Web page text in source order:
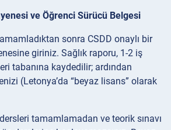
ve Öğrenci Sürücü Belgesi
sonra CSDD onaylı bir
giriniz. Sağlık raporu, 1-2 iş
tabanına kaydedilir; ardından
(Letonya’da “beyaz lisans” olarak
tamamlamadan ve teorik sınavı